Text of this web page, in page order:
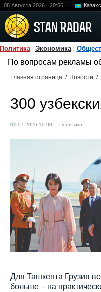
08 Августа 2026 20:56
Политика Экономика
По вопросам рекламы
Главная страница / Новости /
300
07.07.2026 10:00 Политика
Для Ташкента Грузия
больше – на